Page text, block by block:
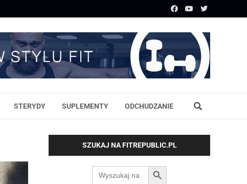
STERYDY SUPLEMENTY ODCHUDZANIE
SZUKAJ NA FITREPUBLIC.PL
Search
for:
SEARCH BUTTON